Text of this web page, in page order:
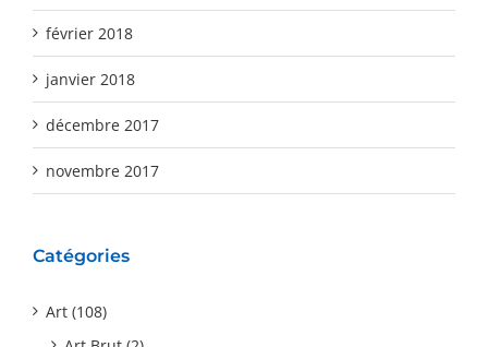
février 2018
janvier 2018
décembre 2017
novembre 2017
Catégories
Art (108)